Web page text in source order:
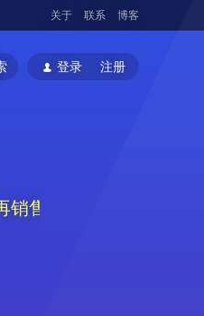
关于 联系 博客
登录 注册
售和更新！